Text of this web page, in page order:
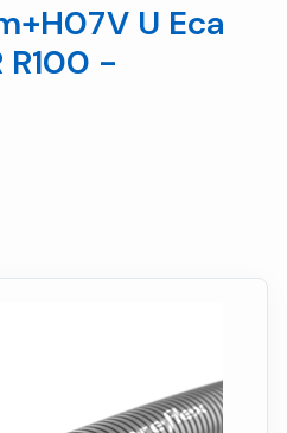
U Eca
R100 -